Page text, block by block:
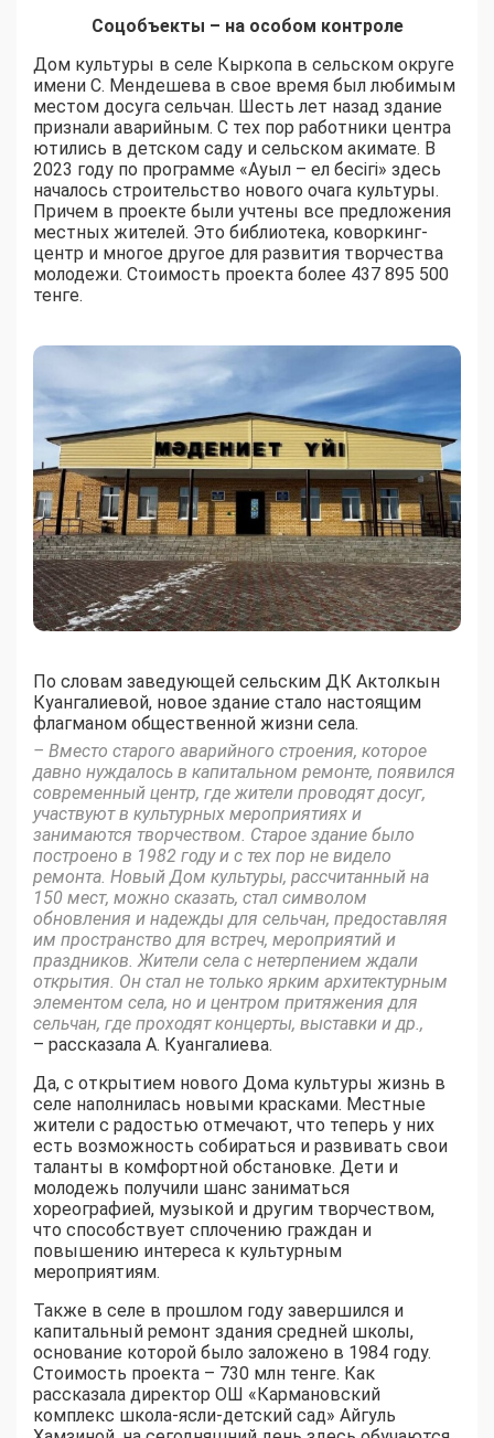
Соцобъекты – на особом контроле
Дом культуры в селе Кыркопа в сельском округе
имени С. Мендешева в свое время был любимым
местом досуга сельчан. Шесть лет назад здание
признали аварийным. С тех пор работники центра
ютились в детском саду и сельском акимате. В
2023 году по программе «Ауыл – ел бесігі» здесь
началось строительство нового очага культуры.
Причем в проекте были учтены все предложения
местных жителей. Это библиотека, коворкинг-
центр и многое другое для развития творчества
молодежи. Стоимость проекта более 437 895 500
тенге.
По словам заведующей сельским ДК Актолкын
Куангалиевой, новое здание стало настоящим
флагманом общественной жизни села.
– Вместо старого аварийного строения, которое
давно нуждалось в капитальном ремонте, появился
современный центр, где жители проводят досуг,
участвуют в культурных мероприятиях и
занимаются творчеством. Старое здание было
построено в 1982 году и с тех пор не видело
ремонта. Новый Дом культуры, рассчитанный на
150 мест, можно сказать, стал символом
обновления и надежды для сельчан, предоставляя
им пространство для встреч, мероприятий и
праздников. Жители села с нетерпением ждали
открытия. Он стал не только ярким архитектурным
элементом села, но и центром притяжения для
сельчан, где проходят концерты, выставки и др.,
– рассказала А. Куангалиева.
Да, с открытием нового Дома культуры жизнь в
селе наполнилась новыми красками. Местные
жители с радостью отмечают, что теперь у них
есть возможность собираться и развивать свои
таланты в комфортной обстановке. Дети и
молодежь получили шанс заниматься
хореографией, музыкой и другим творчеством,
что способствует сплочению граждан и
повышению интереса к культурным
мероприятиям.
Также в селе в прошлом году завершился и
капитальный ремонт здания средней школы,
основание которой было заложено в 1984 году.
Стоимость проекта – 730 млн тенге. Как
рассказала директор ОШ «Кармановский
комплекс школа-ясли-детский сад» Айгуль